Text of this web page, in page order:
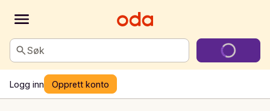
Søk
Logg inn Opprett konto